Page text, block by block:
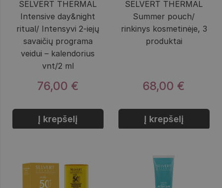
SELVERT THERMAL
Intensive day&night
ritual/ Intensyvi 2-iejų
savaičių programa
veidui – kalendorius
vnt/2 ml
76,00 €
Į krepšelį
SELVERT THERMAL
Summer pouch/
rinkinys kosmetinėje, 3
produktai
68,00 €
Į krepšelį